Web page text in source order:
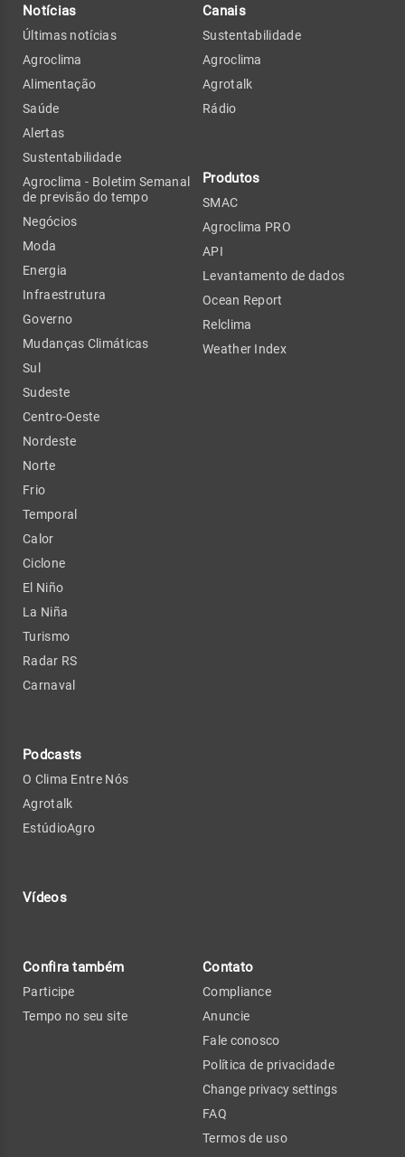
Notícias
Últimas notícias
Agroclima
Alimentação
Saúde
Alertas
Sustentabilidade
Agroclima - Boletim Semanal
de previsão do tempo
Negócios
Moda
Energia
Infraestrutura
Governo
Mudanças Climáticas
Sul
Sudeste
Centro-Oeste
Nordeste
Norte
Frio
Temporal
Calor
Ciclone
El Niño
La Niña
Turismo
Radar RS
Carnaval
Podcasts
O Clima Entre Nós
Agrotalk
EstúdioAgro
Vídeos
Canais
Sustentabilidade
Agroclima
Agrotalk
Rádio
Produtos
SMAC
Agroclima PRO
API
Levantamento de dados
Ocean Report
Relclima
Weather Index
Confira também
Participe
Tempo no seu site
Contato
Compliance
Anuncie
Fale conosco
Política de privacidade
Change privacy settings
FAQ
Termos de uso